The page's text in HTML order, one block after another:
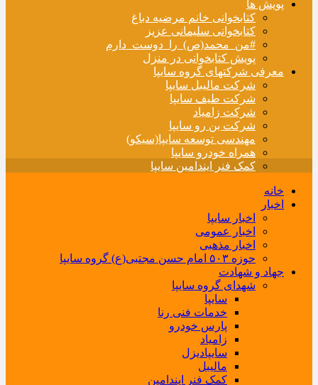
پویش ها
کتابخوانی خانم مرضیه دباغ
کتابخوانی سلیمانی عزیز
#من_محمد(ص)_را_دوست_دارم
پویش کتابخوانی در منزل
معرفی شرکتهای گروه سایپا
شرکت مالیبل سایپا
شرکت طیف سایپا
شرکت زامیاد
شرکت بن رو سایپا
مهندسی توسعه سایپا(سیکو)
همراه خودرو سایپا
کمک فنر ایندامین سایپا
خانه
اخبار
اخبار سایپا
اخبار عمومی
اخبار مذهبی
حوزه ۵۰۳ امام حسن مجتبی(ع) گروه سایپا
جهاد و شهادت
شهدای گروه سایپا
سایپا
خدمات فنی رنا
پارس خودرو
زامیاد
سایپادیزل
مالیبل
کمک فنر ایندامین